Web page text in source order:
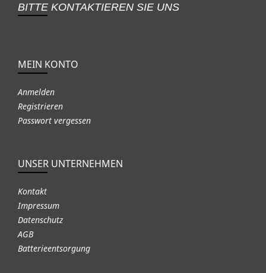
BITTE KONTAKTIEREN SIE UNS
MEIN KONTO
Anmelden
Registrieren
Passwort vergessen
UNSER UNTERNEHMEN
Kontakt
Impressum
Datenschutz
AGB
Batterieentsorgung